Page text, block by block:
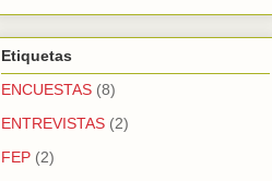
Etiquetas
ENCUESTAS (8)
ENTREVISTAS (2)
FEP (2)